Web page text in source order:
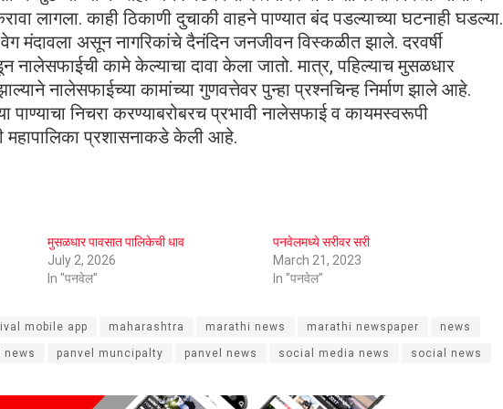
लागला. काही ठिकाणी दुचाकी वाहने पाण्यात बंद पडल्याच्या घटनाही घडल्या.
मंदावला असून नागरिकांचे दैनंदिन जनजीवन विस्कळीत झाले. दरवर्षी
नालेसफाईची कामे केल्याचा दावा केला जातो. मात्र, पहिल्याच मुसळधार
नालेसफाईच्या कामांच्या गुणवत्तेवर पुन्हा प्रश्नचिन्ह निर्माण झाले आहे.
पाण्याचा निचरा करण्याबरोबरच प्रभावी नालेसफाई व कायमस्वरूपी
महापालिका प्रशासनाकडे केली आहे.
मुसळधार पावसात पालिकेची धाव
July 2, 2026
In "पनवेल"
पनवेलमध्ये सरीवर सरी
March 21, 2023
In "पनवेल"
mobile app maharashtra marathi news marathi newspaper news
news panvel muncipalty panvel news social media news social news